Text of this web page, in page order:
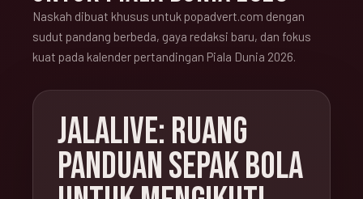
Naskah dibuat khusus untuk popadvert.com dengan
sudut pandang berbeda, gaya redaksi baru, dan fokus
kuat pada kalender pertandingan Piala Dunia 2026.
JALALIVE: RUANG
PANDUAN SEPAK BOLA